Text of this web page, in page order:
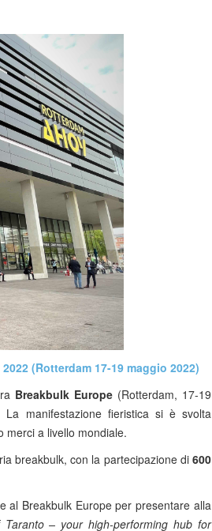
(Rotterdam 17-19 maggio 2022)
Breakbulk Europe (Rotterdam, 17-19
manifestazione fieristica si è svolta
merci a livello mondiale.
breakbulk, con la partecipazione di 600
al Breakbulk Europe per presentare alla
Taranto – your high-performing hub for